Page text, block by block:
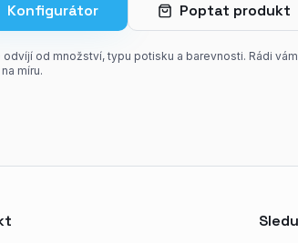
Konfigurátor Poptat produkt
odvíjí od množství, typu potisku a barevnosti. Rádi
míru.